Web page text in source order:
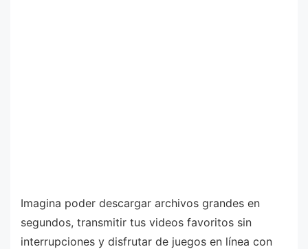
Imagina poder descargar archivos grandes en
segundos, transmitir tus videos favoritos sin
interrupciones y disfrutar de juegos en línea con